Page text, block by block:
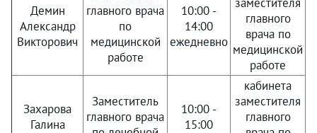
Демин
Александр
Викторович
главного врача
по
медицинской
работе
10:00 -
14:00
ежедневно
главного
врача по
медицинской
работе
Захарова
Галина
Заместитель
главного врача
10:00 -
15:00
кабинета
заместителя
главного